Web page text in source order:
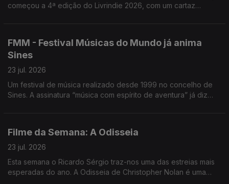
começou a 4ª edição do Livrindie 2026, com um cartaz
FMM - Festival Músicas do Mundo já anima
Sines
23 jul. 2026
Um festival de música realizado desde 1999 no concelho de
Sines. A assinatura “música com espírito de aventura” já diz
Filme da Semana: A Odisseia
23 jul. 2026
Esta semana o Ricardo Sérgio traz-nos uma das estreias mais
esperadas do ano. A Odisseia de Christopher Nolan é uma